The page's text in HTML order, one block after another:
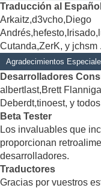
Traducción al Español
Arkaitz,d3vcho,Diego
Cutanda,ZerK, y jchsm .
Agradecimientos
Desarrolladores
albertlast,Brett
Deberdt,tinoest, y
Beta Tester
Los invaluables que
proporcionan
desarrolladores.
Traductores
Gracias por vuestros